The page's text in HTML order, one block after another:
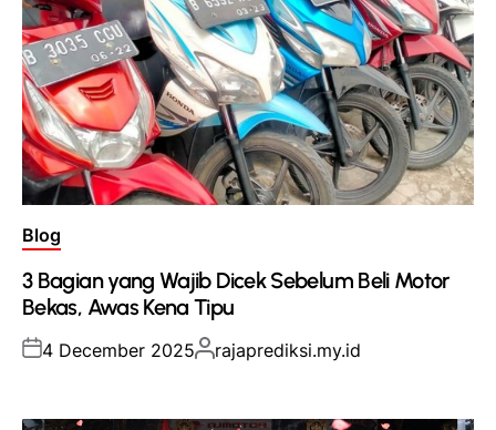
Posted
Blog
3 Bagian yang Wajib Dicek Sebelum Beli Motor
Bekas, Awas Kena Tipu
Posted
4 December 2025Posted
rajaprediksi.my.id